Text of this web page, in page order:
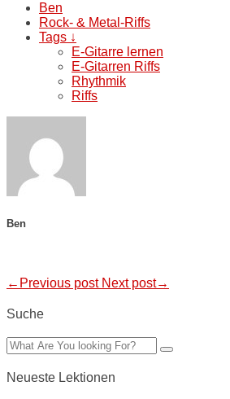
Ben
Rock- & Metal-Riffs
Tags ↓
E-Gitarre lernen
E-Gitarren Riffs
Rhythmik
Riffs
Ben
←Previous post Next post→
Suche
Neueste Lektionen